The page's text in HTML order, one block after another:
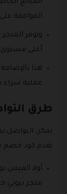
الموافقة
ويوفر
أعلى
هذا
عملية شراء
طرق
يمكن التواصل
يقدم كود خصم
أولا الفيس
متجر بيوتي